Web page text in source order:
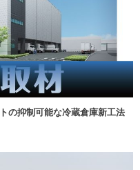
の抑制可能な冷蔵倉庫新工法